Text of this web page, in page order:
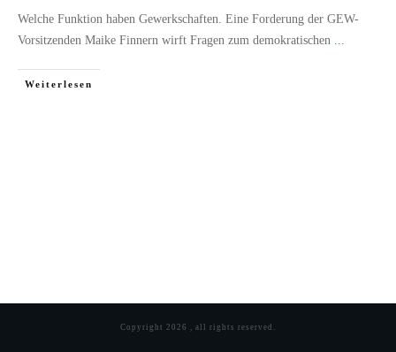
Welche Funktion haben Gewerkschaften. Eine Forderung der GEW-
Vorsitzenden Maike Finnern wirft Fragen zum demokratischen
Weiterlesen
Copyright 2026 , all rights reserved.